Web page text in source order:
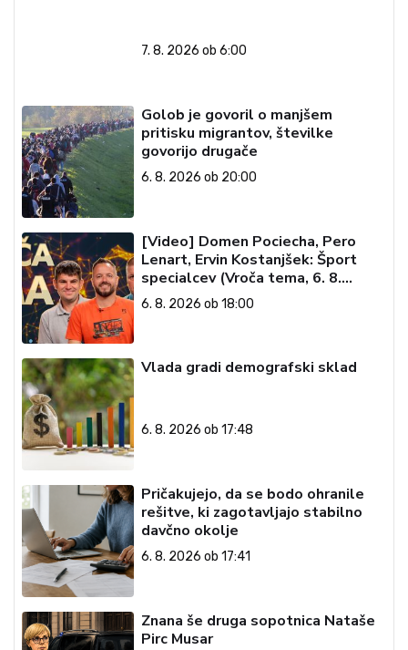
7. 8. 2026 ob 6:00
Golob je govoril o manjšem
pritisku migrantov, številke
govorijo drugače
6. 8. 2026 ob 20:00
[Video] Domen Pociecha, Pero
Lenart, Ervin Kostanjšek: Šport
specialcev (Vroča tema, 6. 8.
2026)
6. 8. 2026 ob 18:00
Vlada gradi demografski sklad
6. 8. 2026 ob 17:48
Pričakujejo, da se bodo ohranile
rešitve, ki zagotavljajo stabilno
davčno okolje
6. 8. 2026 ob 17:41
Znana še druga sopotnica Nataše
Pirc Musar